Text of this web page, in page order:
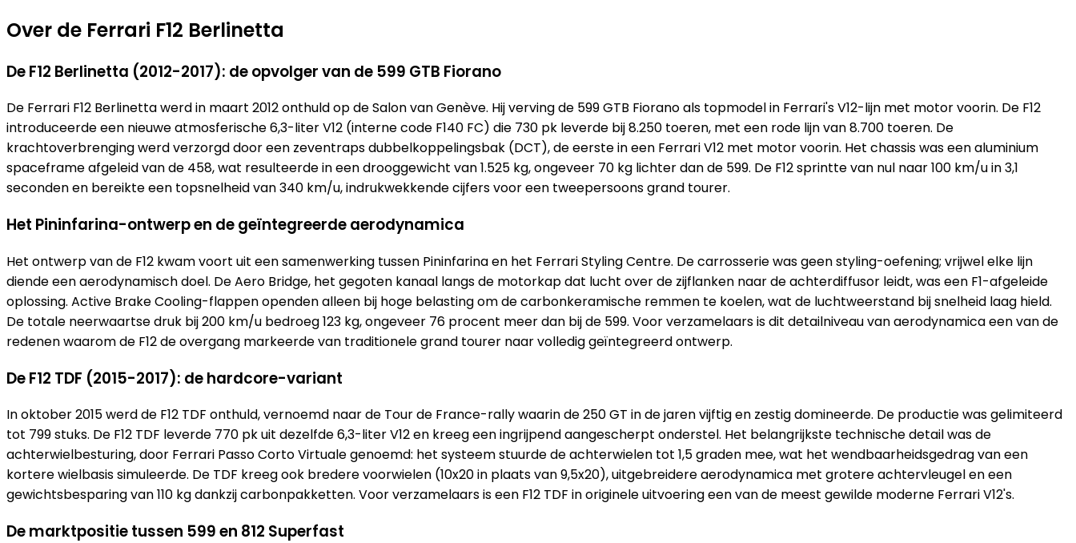
Over de Ferrari F12 Berlinetta
De F12 Berlinetta (2012-2017): de opvolger van de 599 GTB Fiorano
De Ferrari F12 Berlinetta werd in maart 2012 onthuld op de Salon van Genève. Hij verving de 599 GTB Fiorano als topmodel in Ferrari's V12-lijn met motor voorin. De F12
introduceerde een nieuwe atmosferische 6,3-liter V12 (interne code F140 FC) die 730 pk leverde bij 8.250 toeren, met een rode lijn van 8.700 toeren. De
krachtoverbrenging werd verzorgd door een zeventraps dubbelkoppelingsbak (DCT), de eerste in een Ferrari V12 met motor voorin. Het chassis was een aluminium
spaceframe afgeleid van de 458, wat resulteerde in een drooggewicht van 1.525 kg, ongeveer 70 kg lichter dan de 599. De F12 sprintte van nul naar 100 km/u in 3,1
seconden en bereikte een topsnelheid van 340 km/u, indrukwekkende cijfers voor een tweepersoons grand tourer.
Het Pininfarina-ontwerp en de geïntegreerde aerodynamica
Het ontwerp van de F12 kwam voort uit een samenwerking tussen Pininfarina en het Ferrari Styling Centre. De carrosserie was geen styling-oefening; vrijwel elke lijn
diende een aerodynamisch doel. De Aero Bridge, het gegoten kanaal langs de motorkap dat lucht over de zijflanken naar de achterdiffusor leidt, was een F1-afgeleide
oplossing. Active Brake Cooling-flappen openden alleen bij hoge belasting om de carbonkeramische remmen te koelen, wat de luchtweerstand bij snelheid laag hield.
De totale neerwaartse druk bij 200 km/u bedroeg 123 kg, ongeveer 76 procent meer dan bij de 599. Voor verzamelaars is dit detailniveau van aerodynamica een van de
redenen waarom de F12 de overgang markeerde van traditionele grand tourer naar volledig geïntegreerd ontwerp.
De F12 TDF (2015-2017): de hardcore-variant
In oktober 2015 werd de F12 TDF onthuld, vernoemd naar de Tour de France-rally waarin de 250 GT in de jaren vijftig en zestig domineerde. De productie was gelimiteerd
tot 799 stuks. De F12 TDF leverde 770 pk uit dezelfde 6,3-liter V12 en kreeg een ingrijpend aangescherpt onderstel. Het belangrijkste technische detail was de
achterwielbesturing, door Ferrari Passo Corto Virtuale genoemd: het systeem stuurde de achterwielen tot 1,5 graden mee, wat het wendbaarheidsgedrag van een
kortere wielbasis simuleerde. De TDF kreeg ook bredere voorwielen (10x20 in plaats van 9,5x20), uitgebreidere aerodynamica met grotere achtervleugel en een
gewichtsbesparing van 110 kg dankzij carbonpakketten. Voor verzamelaars is een F12 TDF in originele uitvoering een van de meest gewilde moderne Ferrari V12's.
De marktpositie tussen 599 en 812 Superfast